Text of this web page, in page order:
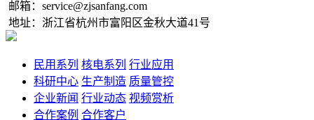
邮箱：service@zjsanfang.com
地址：浙江省杭州市富阳区金秋大道41号
民用系列 核电系列 行业应用
科研中心 生产制造 质量管控
企业新闻 行业动态 视频赏析
合作案例 合作客户